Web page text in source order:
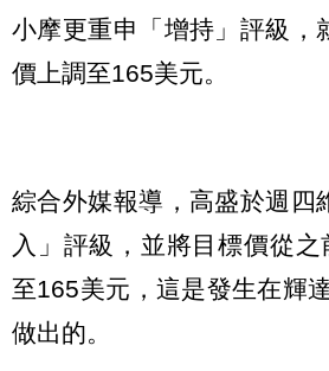
小摩更重申「增持」評級，
價上調至165美元。
綜合外媒報導，高盛於週四
入」評級，並將目標價從
至165美元，這是發生在輝
做出的。